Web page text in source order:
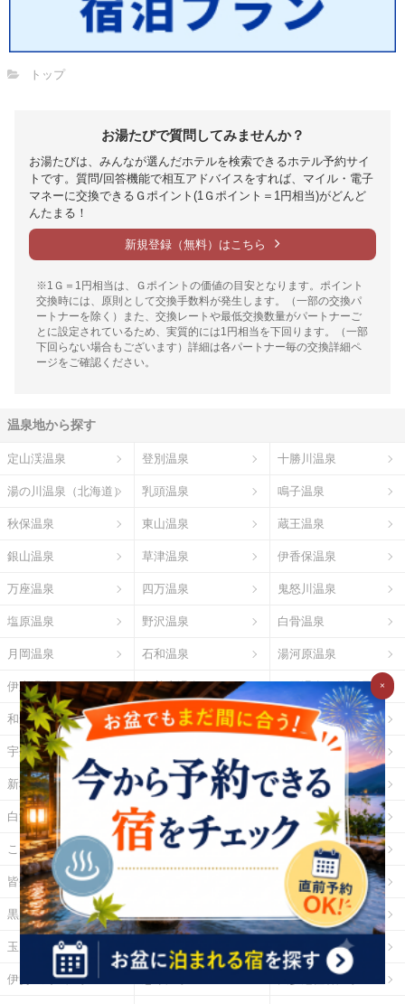
トップ
お湯たびで質問してみませんか？
お湯たびは、みんなが選んだホテルを検索できるホテル予約サイ
トです。質問/回答機能で相互アドバイスをすれば、マイル・電子
マネーに交換できるＧポイント(1Ｇポイント＝1円相当)がどんど
んたまる！
新規登録（無料）はこちら
※1Ｇ＝1円相当は、Ｇポイントの価値の目安となります。ポイント
交換時には、原則として交換手数料が発生します。（一部の交換パ
ートナーを除く）また、交換レートや最低交換数量がパートナーご
とに設定されているため、実質的には1円相当を下回ります。（一部
下回らない場合もございます）詳細は各パートナー毎の交換詳細ペ
ージをご確認ください。
温泉地から探す
定山渓温泉 登別温泉 十勝川温泉
湯の川温泉（北海道） 乳頭温泉 鳴子温泉
秋保温泉 東山温泉 蔵王温泉
銀山温泉 草津温泉 伊香保温泉
万座温泉 四万温泉 鬼怒川温泉
塩原温泉 野沢温泉 白骨温泉
月岡温泉 石和温泉 湯河原温泉
伊東温泉 修善寺温泉 下田温泉（静岡県）
和倉温泉 山中温泉 あわら温泉
宇奈月温泉
新穂高温泉 城崎温泉 有馬温泉
白浜温泉 勝浦温泉 道後温泉
こんぴら温泉 三朝温泉 玉造温泉
皆生温泉 別府温泉
黒川温泉 霧島温泉 酸ヶ湯温泉
玉川温泉
伊勢・鳥羽温泉 大歩危祖谷温泉
×